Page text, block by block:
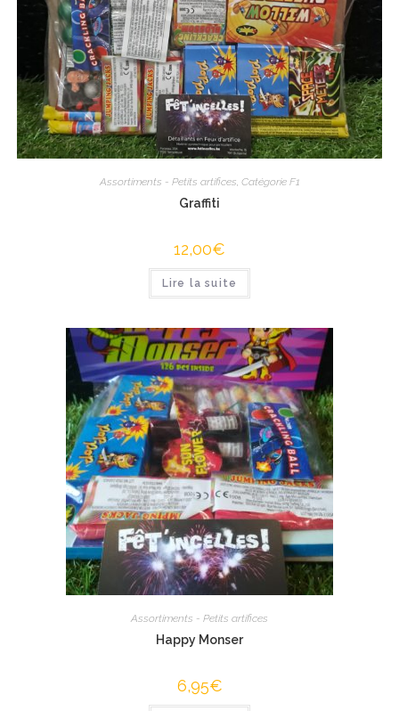
Assortiments - Petits artifices, Catégorie F1
Graffiti
12,00€
Lire la suite
Assortiments - Petits artifices
Happy Monser
6,95€